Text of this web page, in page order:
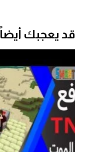
قد يعجبك أيضاً